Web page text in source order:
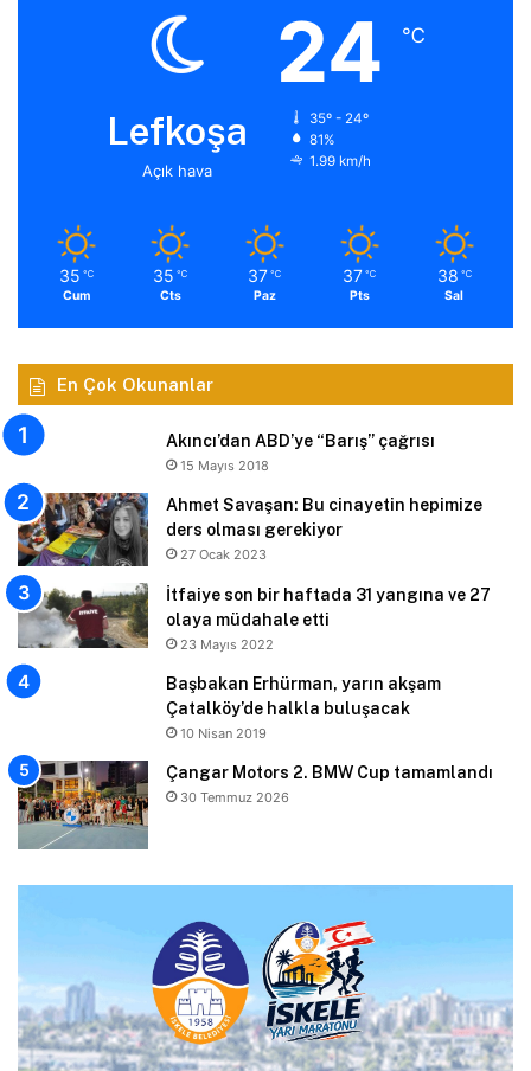
Lefkoşa
Açık hava
24 ℃
35º - 24º
81%
1.99 km/h
35 ℃
Cum
35 ℃
Cts
37 ℃
Paz
37 ℃
Pts
38 ℃
Sal
En Çok Okunanlar
Akıncı’dan ABD’ye “Barış” çağrısı
15 Mayıs 2018
Ahmet Savaşan: Bu cinayetin hepimize
ders olması gerekiyor
27 Ocak 2023
İtfaiye son bir haftada 31 yangına ve 27
olaya müdahale etti
23 Mayıs 2022
Başbakan Erhürman, yarın akşam
Çatalköy’de halkla buluşacak
10 Nisan 2019
Çangar Motors 2. BMW Cup tamamlandı
30 Temmuz 2026